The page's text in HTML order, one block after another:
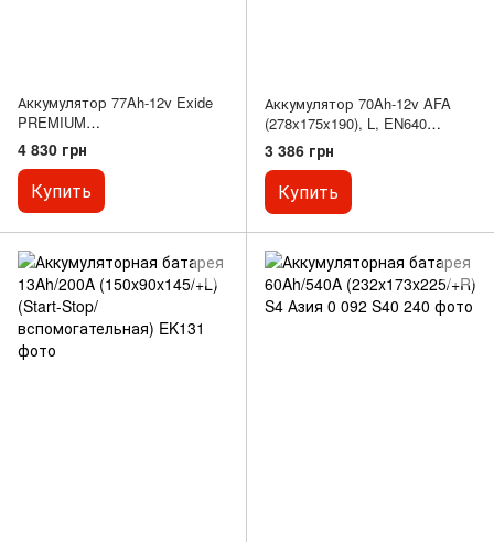
Аккумулятор 77Ah-12v Exide
PREMIUM
(278х175х190),R,EN760
4 830 грн
Купить
Аккумулятор 70Ah-12v AFA
(278x175x190), L, EN640
(левый плюс)
3 386 грн
Купить